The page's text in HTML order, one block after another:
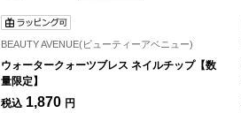
BEAUTY AVENUE(ビューティーアベニュー)
ウォータークォーツブレス ネイルチップ【数
量限定】
税込 1,870 円